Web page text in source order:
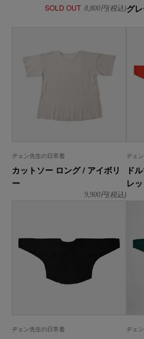
SOLD OUT 8,800円(税込)グ
ヂェン先生の日常着
カットソー ロング / アイボリ
ー
9,900円(税込)
ヂェ
ド
レ
ヂェン先生の日常着 ヂェ